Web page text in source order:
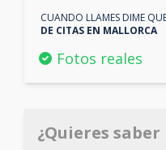
CUANDO LLAMES DIME
DE CITAS EN MALLORCA
Fotos reales
¿Quieres saber